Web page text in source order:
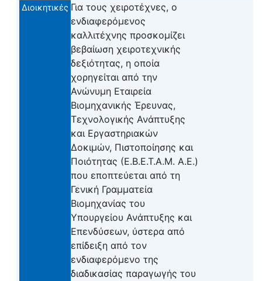
Διοικητικές Για τους χειροτέχνες, ο
ενδιαφερόμενος
καλλιτέχνης προσκομίζει
βεβαίωση χειροτεχνικής
δεξιότητας, η οποία
χορηγείται από την
Ανώνυμη Εταιρεία
Βιομηχανικής Έρευνας,
Τεχνολογικής Ανάπτυξης
και Εργαστηριακών
Δοκιμών, Πιστοποίησης και
Ποιότητας (Ε.Β.Ε.Τ.Α.Μ. Α.Ε.)
που εποπτεύεται από τη
Γενική Γραμματεία
Βιομηχανίας του
Υπουργείου Ανάπτυξης και
Επενδύσεων, ύστερα από
επίδειξη από τον
ενδιαφερόμενο της
διαδικασίας παραγωγής του